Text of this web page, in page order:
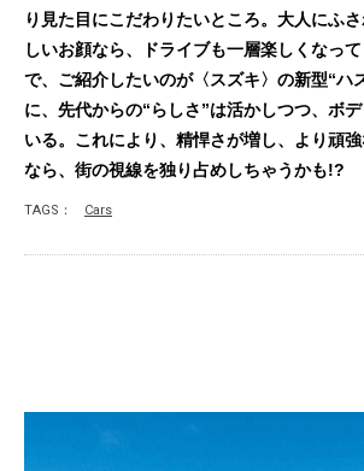
り見た目にこだわりたいところ。大人にふ
しいお顔なら、ドライブも一層楽しくなっ
で、ご紹介したいのが〈スズキ〉の新型“ハ
に、先代からの“らしさ”は活かしつつ、ボ
いる。これにより、精悍さが増し、より頑
なら、街の視線を独り占めしちゃうかも!?
TAGS： Cars